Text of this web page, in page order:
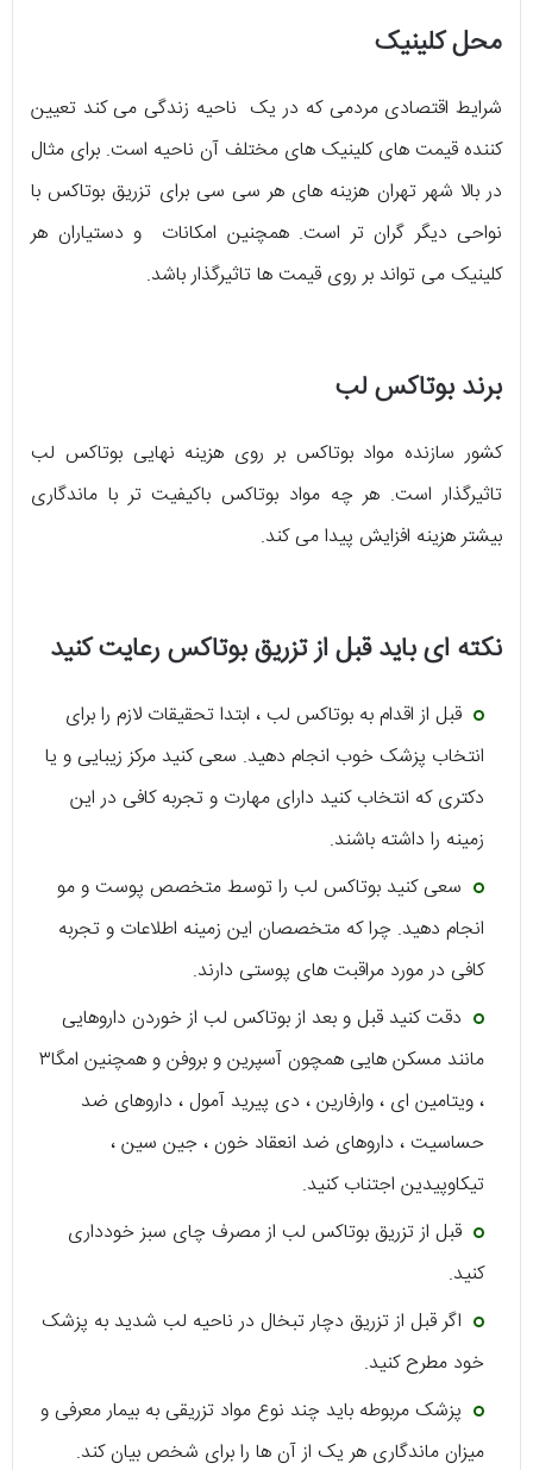
محل کلینیک
شرایط اقتصادی مردمی که در یک ناحیه زندگی می کند تعیین
کننده قیمت های کلینیک های مختلف آن ناحیه است. برای مثال
در بالا شهر تهران هزینه های هر سی سی برای تزریق بوتاکس با
نواحی دیگر گران تر است. همچنین امکانات و دستیاران هر
کلینیک می تواند بر روی قیمت ها تاثیرگذار باشد.
برند بوتاکس لب
کشور سازنده مواد بوتاکس بر روی هزینه نهایی بوتاکس لب
تاثیرگذار است. هر چه مواد بوتاکس باکیفیت تر با ماندگاری
بیشتر هزینه افزایش پیدا می کند.
نکته ای باید قبل از تزریق بوتاکس رعایت کنید
قبل از اقدام به بوتاکس لب ، ابتدا تحقیقات لازم را برای
انتخاب پزشک خوب انجام دهید. سعی کنید مرکز زیبایی و یا
دکتری که انتخاب کنید دارای مهارت و تجربه کافی در این
زمینه را داشته باشند.
سعی کنید بوتاکس لب را توسط متخصص پوست و مو
انجام دهید. چرا که متخصصان این زمینه اطلاعات و تجربه
کافی در مورد مراقبت های پوستی دارند.
دقت کنید قبل و بعد از بوتاکس لب از خوردن داروهایی
مانند مسکن هایی همچون آسپرین و بروفن و همچنین امگا۳
، ویتامین ای ، وارفارین ، دی پیرید آمول ، داروهای ضد
حساسیت ، داروهای ضد انعقاد خون ، جین سین ،
تیکاوپیدین اجتناب کنید.
قبل از تزریق بوتاکس لب از مصرف چای سبز خودداری
کنید.
اگر قبل از تزریق دچار تبخال در ناحیه لب شدید به پزشک
خود مطرح کنید.
پزشک مربوطه باید چند نوع مواد تزریقی به بیمار معرفی و
میزان ماندگاری هر یک از آن ها را برای شخص بیان کند.